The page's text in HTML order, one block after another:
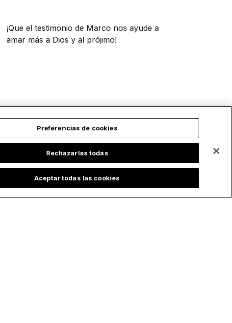
¡Que el testimonio de Marco nos ayude a
amar más a Dios y al prójimo!
Preferencias de cookies
Rechazarlas todas
Aceptar todas las cookies